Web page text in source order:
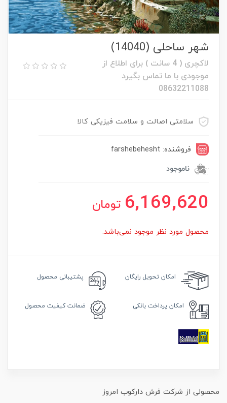
شهر ساحلی (14040)
لاکچری ( 4 سانت ) برای اطلاع از
موجودی با ما تماس بگیرد
08632211088
سلامتی اصالت و سلامت فیزیکی کالا
فروشنده: farshebehesht
ناموجود
6,169,620 تومان
محصول مورد نظر موجود نمی‌باشد.
امکان تحویل رایگان پشتیبانی محصول
امکان پرداخت بانکی ضمانت کیفیت محصول
محصولی از شرکت فرش دارکوب امروز